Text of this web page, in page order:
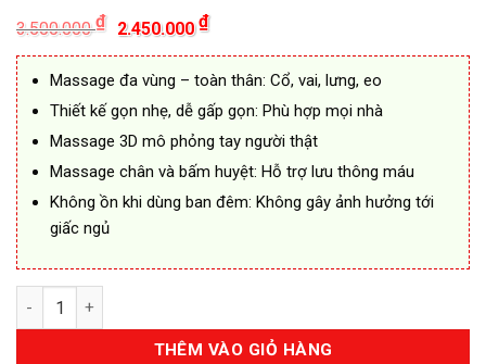
3.500.000₫
Giá
gốc
là:
3.500.000 ₫.
2.450.000₫Giá
hiện
tại
là:
2.450.000 ₫.
Massage đa vùng – toàn thân: Cổ, vai, lưng, eo
Thiết kế gọn nhẹ, dễ gấp gọn: Phù hợp mọi nhà
Massage 3D mô phỏng tay người thật
Massage chân và bấm huyệt: Hỗ trợ lưu thông máu
Không ồn khi dùng ban đêm: Không gây ảnh hưởng tới
giấc ngủ
Ghế Massage Toàn Thân GMS05 – Thư Giãn Chuyên Sâu Tại
THÊM VÀO GIỎ HÀNG